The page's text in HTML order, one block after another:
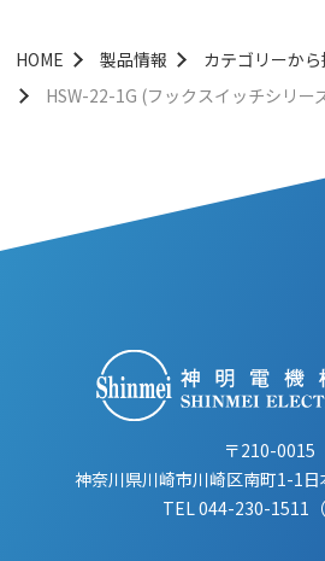
HOME 製品情報
カテゴリーか
HSW-22-1G (フックスイッチシリー
〒210-0015
神奈川県川崎市川崎区南町1-1
TEL044-230-1511（